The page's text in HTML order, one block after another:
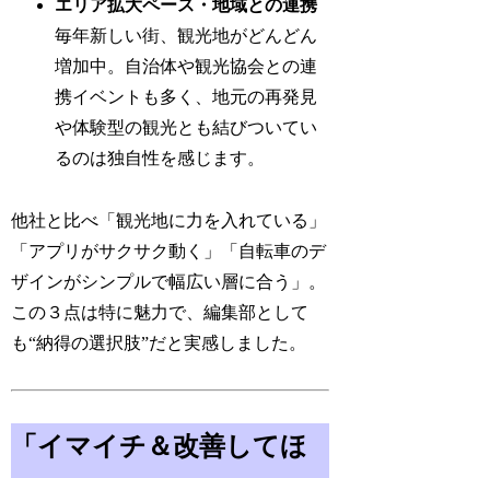
エリア拡大ペース・地域との連携
毎年新しい街、観光地がどんどん
増加中。自治体や観光協会との連
携イベントも多く、地元の再発見
や体験型の観光とも結びついてい
るのは独自性を感じます。
他社と比べ「観光地に力を入れている」
「アプリがサクサク動く」「自転車のデ
ザインがシンプルで幅広い層に合う」。
この３点は特に魅力で、編集部として
も“納得の選択肢”だと実感しました。
「イマイチ＆改善してほ